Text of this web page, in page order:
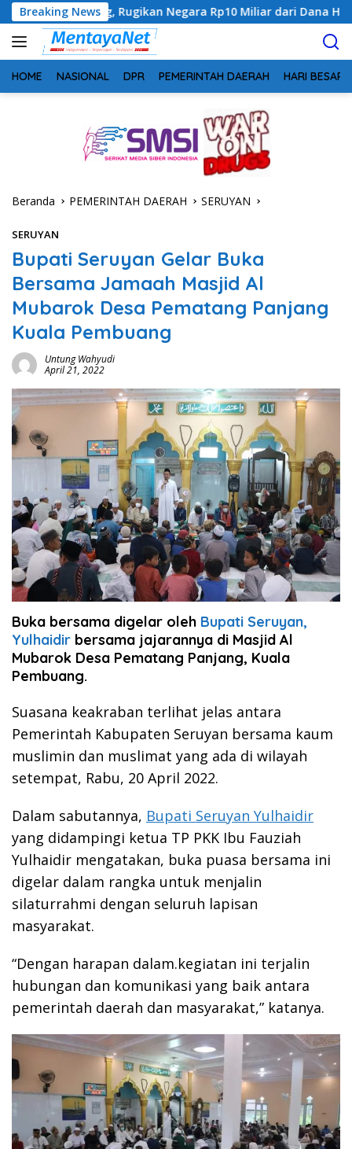
Langsung
ke
konten
Breaking News
Rugikan Negara Rp10 Miliar dari Dana Hibah Rp40 Miliar
HOME NASIONAL DPR PEMERINTAH DAERAH HARI BESAR
Beranda PEMERINTAH DAERAH SERUYAN
SERUYAN
Bupati Seruyan Gelar Buka
Bersama Jamaah Masjid Al
Mubarok Desa Pematang Panjang
Kuala Pembuang
Untung Wahyudi
April 21, 2022
Buka bersama digelar oleh Bupati Seruyan,
Yulhaidir bersama jajarannya di Masjid Al
Mubarok Desa Pematang Panjang, Kuala
Pembuang.
Suasana keakraban terlihat jelas antara
Pemerintah Kabupaten Seruyan bersama kaum
muslimin dan muslimat yang ada di wilayah
setempat, Rabu, 20 April 2022.
Dalam sabutannya, Bupati Seruyan Yulhaidir
yang didampingi ketua TP PKK Ibu Fauziah
Yulhaidir mengatakan, buka puasa bersama ini
digelar dalam rangka untuk menjalin
silaturrahmi dengan seluruh lapisan
masyarakat.
“Dengan harapan dalam.kegiatan ini terjalin
hubungan dan komunikasi yang baik antara
pemerintah daerah dan masyarakat,” katanya.